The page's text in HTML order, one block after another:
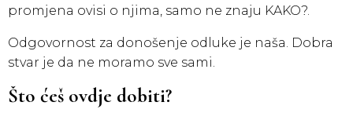
promjena ovisi o njima, samo ne znaju KAKO?.
Odgovornost za donošenje odluke je naša. Dobra
stvar je da ne moramo sve sami.
Što ćeš ovdje dobiti?